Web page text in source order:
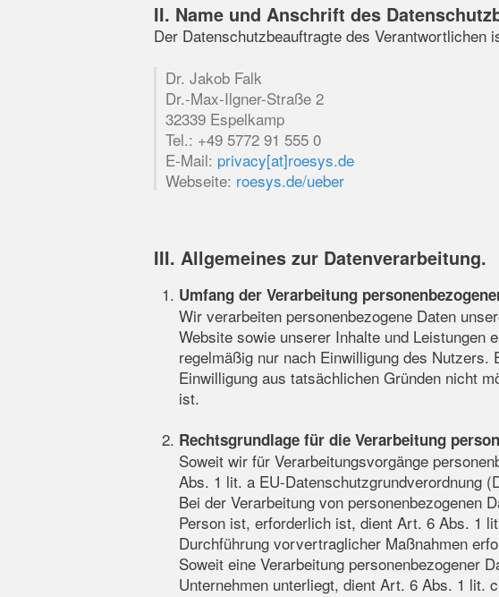
II. Name und Anschrift des
Der Datenschutzbeauftragte des Verantwortlichen
Dr. Jakob Falk
Dr.-Max-Ilgner-Straße 2
32339 Espelkamp
Tel.: +49 5772 91 555 0
E-Mail: privacy[at]roesys.de
Webseite: roesys.de/ueber
III. Allgemeines zur Datenverarbeitung.
Umfang der Verarbeitung
Wir verarbeiten personenbezogene Daten
Website sowie unserer Inhalte und Leistungen
regelmäßig nur nach Einwilligung des
Einwilligung aus tatsächlichen Gründen nicht
ist.
Rechtsgrundlage für die Verarbeitung
Soweit wir für Verarbeitungsvorgänge
Abs. 1 lit. a EU-Datenschutzgrundverordnung
Bei der Verarbeitung von personenbezogenen
Person ist, erforderlich ist, dient Art. 6 Abs. 1
Durchführung vorvertraglicher Maßnahmen
Soweit eine Verarbeitung personenbezogener
Unternehmen unterliegt, dient Art. 6 Abs. 1 lit.